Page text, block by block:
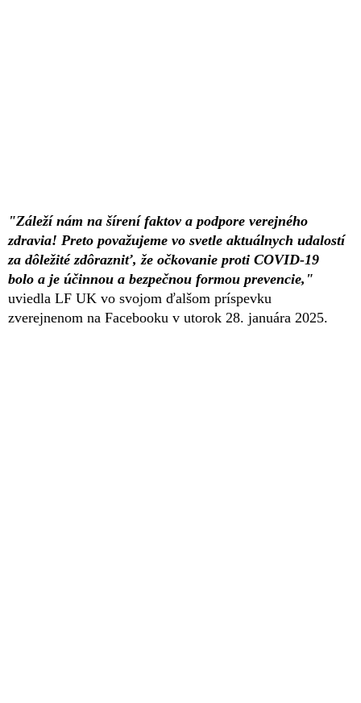
"Záleží nám na šírení faktov a podpore verejného
zdravia! Preto považujeme vo svetle aktuálnych udalostí
za dôležité zdôrazniť, že očkovanie proti COVID-19
bolo a je účinnou a bezpečnou formou prevencie,"
uviedla LF UK vo svojom ďalšom príspevku
zverejnenom na Facebooku v utorok 28. januára 2025.